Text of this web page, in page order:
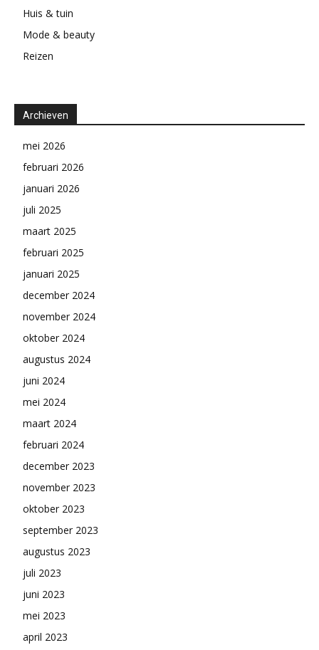
Huis & tuin
Mode & beauty
Reizen
Archieven
mei 2026
februari 2026
januari 2026
juli 2025
maart 2025
februari 2025
januari 2025
december 2024
november 2024
oktober 2024
augustus 2024
juni 2024
mei 2024
maart 2024
februari 2024
december 2023
november 2023
oktober 2023
september 2023
augustus 2023
juli 2023
juni 2023
mei 2023
april 2023